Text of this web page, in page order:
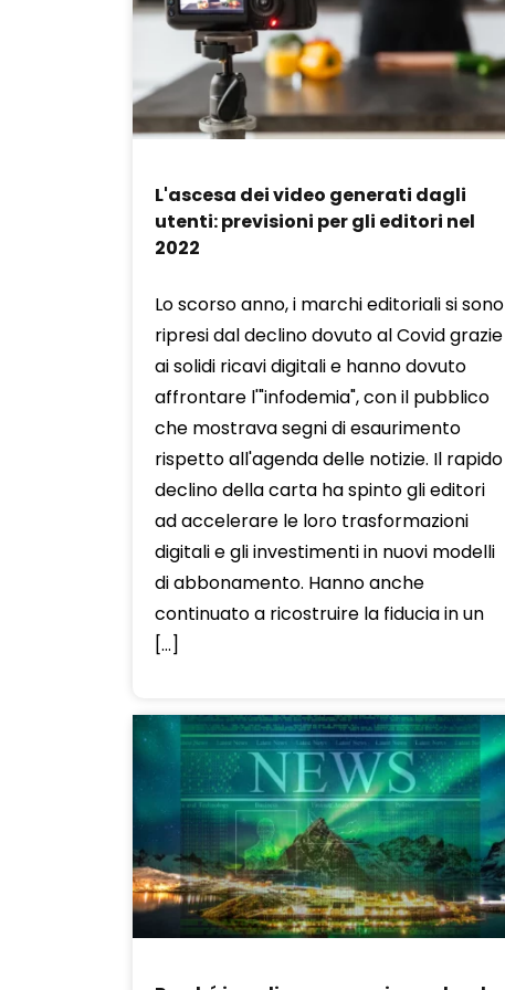
L'ascesa dei video generati dagli
utenti: previsioni per gli editori nel
2022
Lo scorso anno, i marchi editoriali si sono
ripresi dal declino dovuto al Covid grazie
ai solidi ricavi digitali e hanno dovuto
affrontare l'"infodemia", con il pubblico
che mostrava segni di esaurimento
rispetto all'agenda delle notizie. Il rapido
declino della carta ha spinto gli editori
ad accelerare le loro trasformazioni
digitali e gli investimenti in nuovi modelli
di abbonamento. Hanno anche
continuato a ricostruire la fiducia in un
[...]